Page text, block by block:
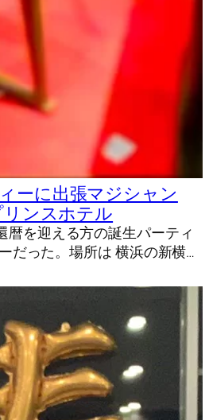
ーに出張マジシャン
ンスホテル
暦を迎える方の誕生パーティ
だった。場所は 横浜の新横…